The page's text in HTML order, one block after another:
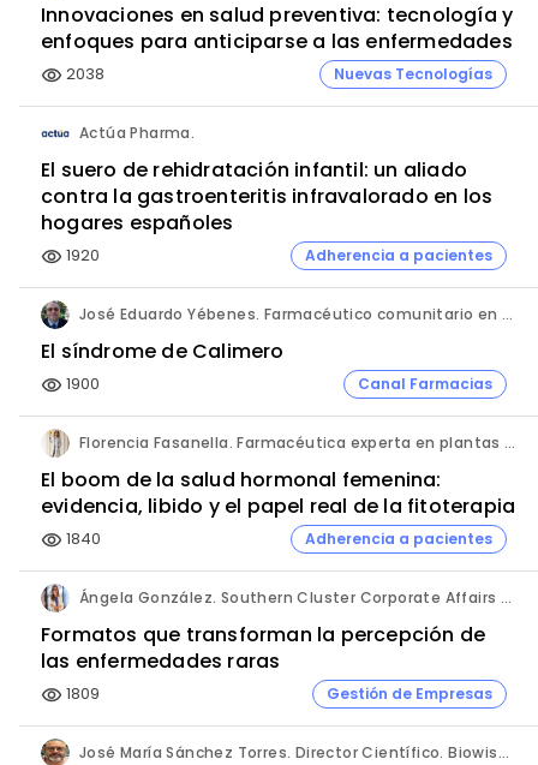
Innovaciones en salud preventiva: tecnología y
enfoques para anticiparse a las enfermedades
visibility 2038 Nuevas Tecnologías
Actúa Pharma.
El suero de rehidratación infantil: un aliado
contra la gastroenteritis infravalorado en los
hogares españoles
visibility 1920 Adherencia a pacientes
José Eduardo Yébenes. Farmacéutico comunitario en Mijas (Málaga).
El síndrome de Calimero
visibility 1900 Canal Farmacias
Florencia Fasanella. Farmacéutica experta en plantas medicinales.
El boom de la salud hormonal femenina:
evidencia, libido y el papel real de la fitoterapia
visibility 1840 Adherencia a pacientes
Ángela González. Southern Cluster Corporate Affairs & Patient Partnership Director. Kyowa Kirin.
Formatos que transforman la percepción de
las enfermedades raras
visibility 1809 Gestión de Empresas
José María Sánchez Torres. Director Científico. Biowise Pharmaceuticals.